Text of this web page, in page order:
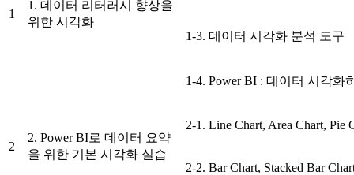
1
1. 데이터 리터러시 향상을
위한 시각화
1-3. 데이터 시각화 분석 도구
1-4. Power BI : 데이터 시각화
2
2. Power BI로 데이터 요약
을 위한 기본 시각화 실습
2-1. Line Chart, Area Chart, Pie
2-2. Bar Chart, Stacked Bar